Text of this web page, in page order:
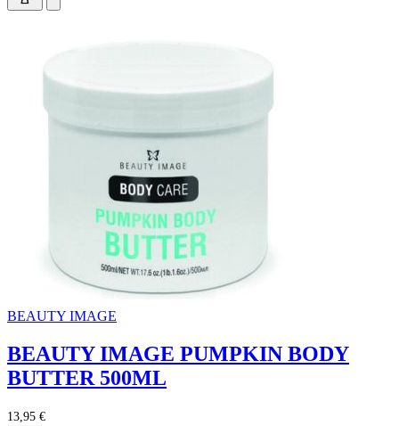
BEAUTY IMAGE
BEAUTY IMAGE PUMPKIN BODY
BUTTER 500ML
13,95 €